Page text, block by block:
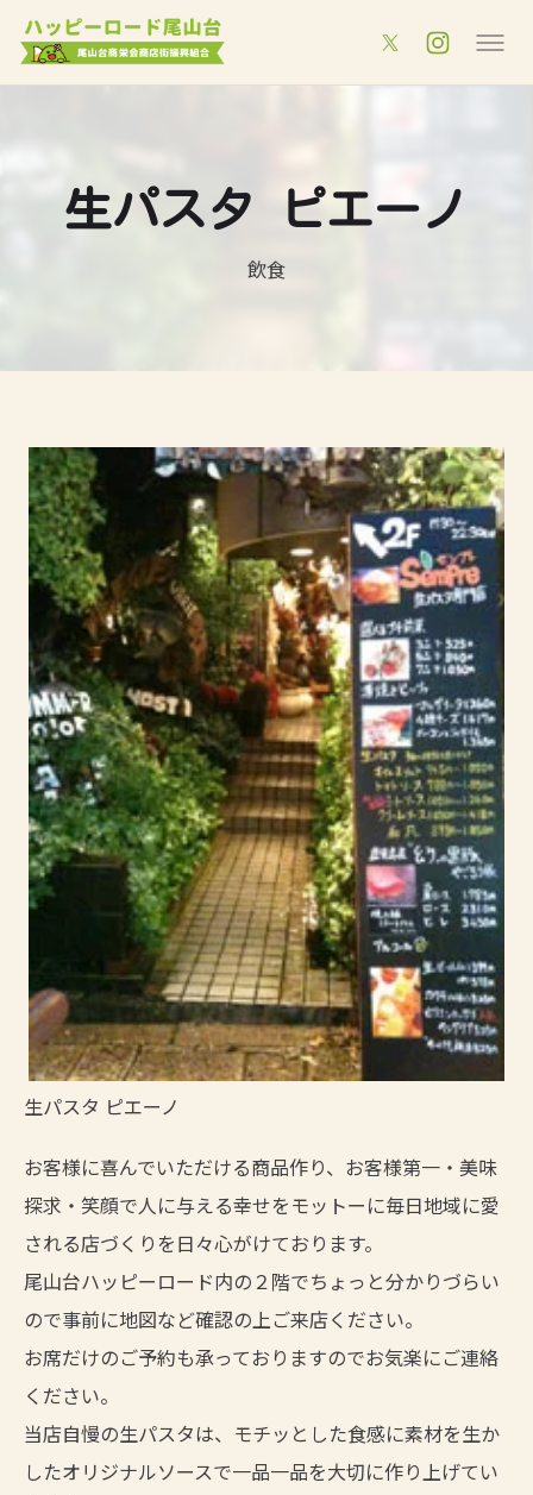
生パスタ ピエーノ
飲食
生パスタ ピエーノ
お客様に喜んでいただける商品作り、お客様第一・美味
探求・笑顔で人に与える幸せをモットーに毎日地域に愛
される店づくりを日々心がけております。
尾山台ハッピーロード内の２階でちょっと分かりづらい
ので事前に地図など確認の上ご来店ください。
お席だけのご予約も承っておりますのでお気楽にご連絡
ください。
当店自慢の生パスタは、モチッとした食感に素材を生か
したオリジナルソースで一品一品を大切に作り上げてい